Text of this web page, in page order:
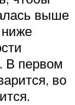
выше
В первом
во